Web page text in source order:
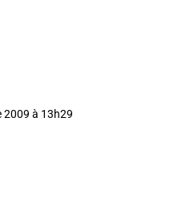
2009 à 13h29